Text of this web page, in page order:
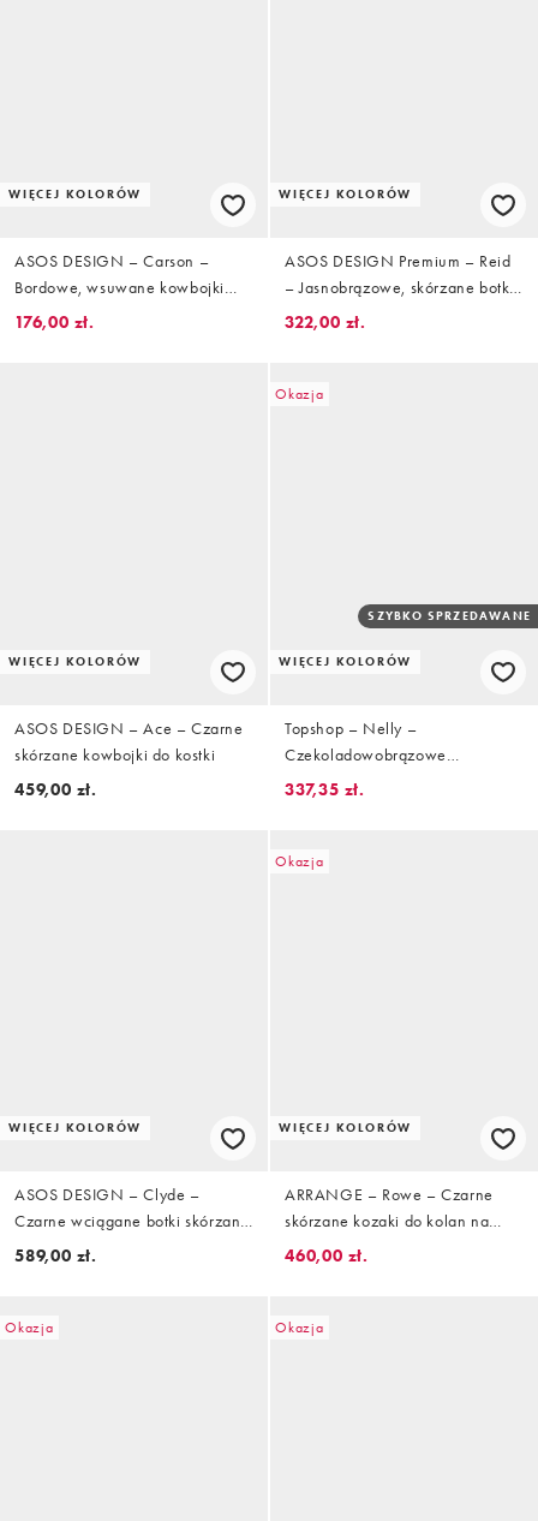
WIĘCEJ KOLORÓW
ASOS DESIGN – Carson –
Bordowe, wsuwane kowbojki
skórzane do kolan, ze wzorem
176,00 zł.
WIĘCEJ KOLORÓW
ASOS DESIGN Premium – Reid
– Jasnobrązowe, skórzane botki
na średnim obcasie
322,00 zł.
WIĘCEJ KOLORÓW
ASOS DESIGN – Ace – Czarne
skórzane kowbojki do kostki
459,00 zł.
Okazja
WIĘCEJ KOLORÓW
SZYBKO SPRZEDAWANE
Topshop – Nelly –
Czekoladowobrązowe
zamszowe botki z noskami w
337,35 zł.
WIĘCEJ KOLORÓW
ASOS DESIGN – Clyde –
Czarne wciągane botki skórzane
do kolan z okrągłymi noskami
589,00 zł.
Okazja
WIĘCEJ KOLORÓW
ARRANGE – Rowe – Czarne
skórzane kozaki do kolan na
obcasie premium
460,00 zł.
Okazja Okazja